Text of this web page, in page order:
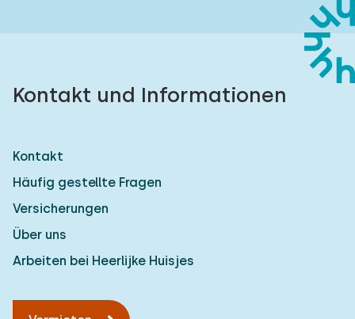
Kontakt und Informationen
Kontakt
Häufig gestellte Fragen
Versicherungen
Über uns
Arbeiten bei Heerlijke Huisjes